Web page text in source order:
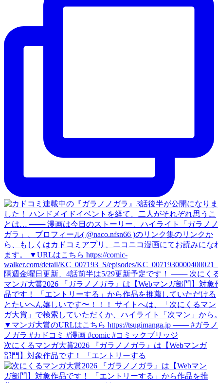
次にくるマンガ大賞2026 『ガラノノガラ』は【Webマンガ
部門】対象作品です！ 「エントリーする